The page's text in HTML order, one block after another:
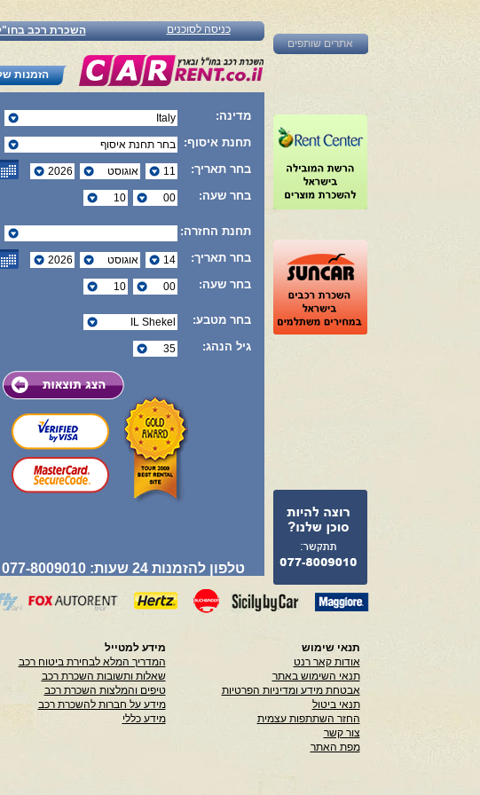
השכרת רכב כניסה לסוכנים
הזמנות
מדינה:
תחנת איסוף:
בחר תאריך:
בחר שעה:
תחנת החזרה:
בחר תאריך:
בחר שעה:
בחר מטבע:
גיל הנהג:
טלפון להזמנות 24 שעות: 077-8009010
אתרים שותפים
תנאי שימוש
אודות קאר רנט
תנאי השימוש באתר
אבטחת מידע ומדיניות הפרטיות
תנאי ביטול
החזר השתתפות עצמית
צור קשר
מפת האתר
מידע למטייל
המדריך המלא לבחירת ביטוח רכב
שאלות ותשובות השכרת רכב
טיפים והמלצות השכרת רכב
מידע על חברות להשכרת רכב
מידע כללי